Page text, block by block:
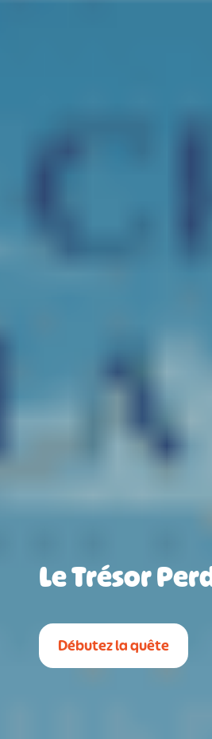
Le Trésor
Débutez la quête